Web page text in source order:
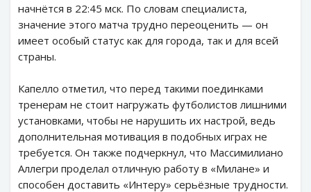
начнётся в 22:45 мск. По словам специалиста,
значение этого матча трудно переоценить — он
имеет особый статус как для города, так и для всей
страны.
Капелло отметил, что перед такими поединками
тренерам не стоит нагружать футболистов лишними
установками, чтобы не нарушить их настрой, ведь
дополнительная мотивация в подобных играх не
требуется. Он также подчеркнул, что Массимилиано
Аллегри проделал отличную работу в «Милане» и
способен доставить «Интеру» серьёзные трудности.